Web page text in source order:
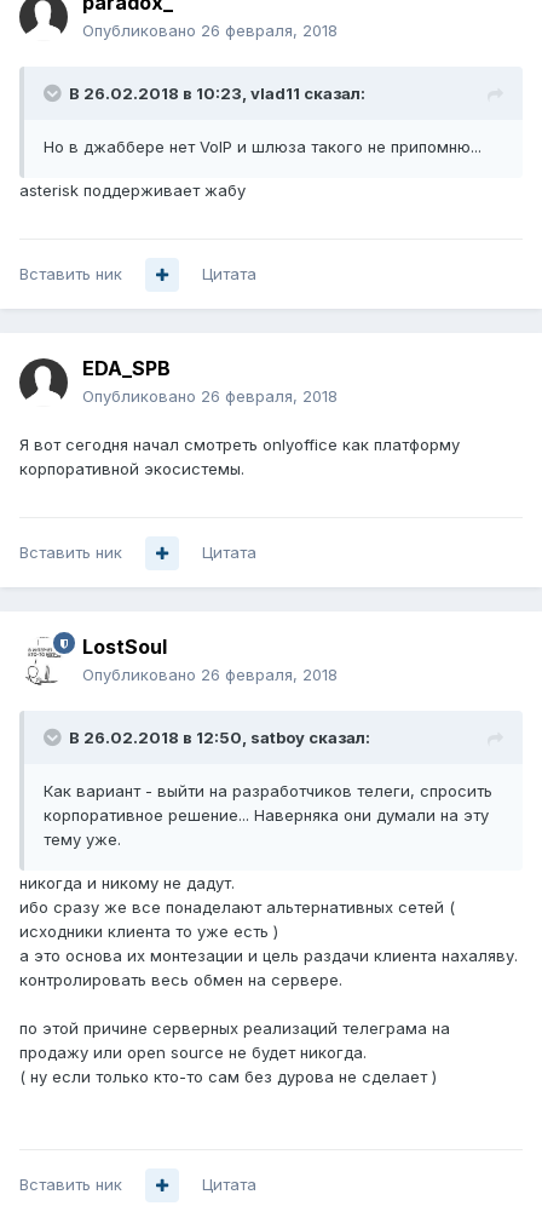
Опубликовано 26 февраля, 2018
В 26.02.2018 в 10:23, vlad11 сказал:
Но в джаббере нет VoIP и шлюза такого не припомню...
asterisk поддерживает жабу
Вставить ник Цитата
EDA_SPB
Опубликовано 26 февраля, 2018
Я вот сегодня начал смотреть onlyoffice как платформу
корпоративной экосистемы.
Вставить ник Цитата
LostSoul
Опубликовано 26 февраля, 2018
В 26.02.2018 в 12:50, satboy сказал:
Как вариант - выйти на разработчиков телеги, спросить
корпоративное решение... Наверняка они думали на эту
тему уже.
никогда и никому не дадут.
ибо сразу же все понаделают альтернативных сетей (
исходники клиента то уже есть )
а это основа их монтезации и цель раздачи клиента нахаляву.
контролировать весь обмен на сервере.
по этой причине серверных реализаций телеграма на
продажу или open source не будет никогда.
( ну если только кто-то сам без дурова не сделает )
Вставить ник Цитата